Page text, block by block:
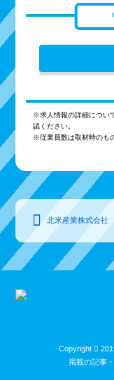
※求人情報の詳細につい
認ください。
※従業員数は取材時のも
北米産業株式会社
Copyright
掲載の記事